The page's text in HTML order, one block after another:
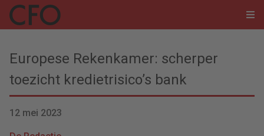
Europese Rekenkamer: scherper
toezicht kredietrisico’s bank
12 mei 2023